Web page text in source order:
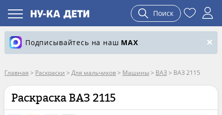
Поиск
Подписывайтесь на наш MAX
Главная > Раскраски > Для мальчиков> Машины > ВАЗ> ВАЗ 2115
Раскраска ВАЗ 2115